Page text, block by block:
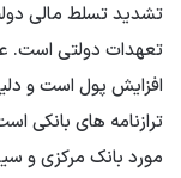
تشدید تسلط مالی
تعهدات دولتی است.
افزایش پول است و
ترازنامه های بانکی
مورد بانک مرکزی و